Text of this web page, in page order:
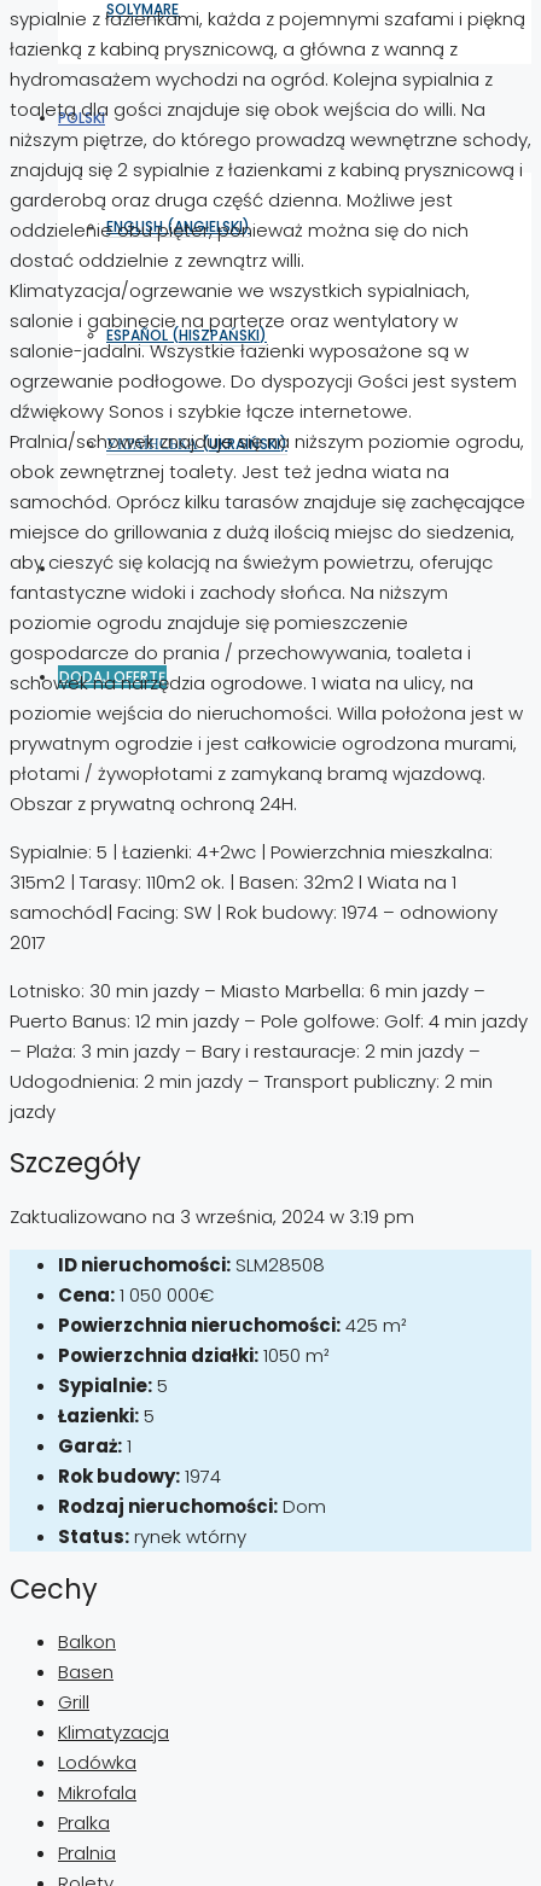
SOLYMARE
POLSKI
ENGLISH(ANGIELSKI)
ESPAÑOL (HISZPAŃSKI)
УКРАЇНСЬКА(UKRAIŃSKI)
DODAJ OFERTĘ
sypialnie z łazienkami, każda z pojemnymi szafami i piękną
łazienką z kabiną prysznicową, a główna z wanną z
hydromasażem wychodzi na ogród. Kolejna sypialnia z
toaletą dla gości znajduje się obok wejścia do willi. Na
niższym piętrze, do którego prowadzą wewnętrzne schody,
znajdują się 2 sypialnie z łazienkami z kabiną prysznicową i
garderobą oraz druga część dzienna. Możliwe jest
oddzielenie obu pięter, ponieważ można się do nich
dostać oddzielnie z zewnątrz willi.
Klimatyzacja/ogrzewanie we wszystkich sypialniach,
salonie i gabinecie na parterze oraz wentylatory w
salonie-jadalni. Wszystkie łazienki wyposażone są w
ogrzewanie podłogowe. Do dyspozycji Gości jest system
dźwiękowy Sonos i szybkie łącze internetowe.
Pralnia/schowek znajduje się na niższym poziomie ogrodu,
obok zewnętrznej toalety. Jest też jedna wiata na
samochód. Oprócz kilku tarasów znajduje się zachęcające
miejsce do grillowania z dużą ilością miejsc do siedzenia,
aby cieszyć się kolacją na świeżym powietrzu, oferując
fantastyczne widoki i zachody słońca. Na niższym
poziomie ogrodu znajduje się pomieszczenie
gospodarcze do prania / przechowywania, toaleta i
schowek na narzędzia ogrodowe. 1 wiata na ulicy, na
poziomie wejścia do nieruchomości. Willa położona jest w
prywatnym ogrodzie i jest całkowicie ogrodzona murami,
płotami / żywopłotami z zamykaną bramą wjazdową.
Obszar z prywatną ochroną 24H.
Sypialnie: 5 | Łazienki: 4+2wc | Powierzchnia mieszkalna:
315m2 | Tarasy: 110m2 ok. | Basen: 32m2 l Wiata na 1
samochód| Facing: SW | Rok budowy: 1974 – odnowiony
2017
Lotnisko: 30 min jazdy – Miasto Marbella: 6 min jazdy –
Puerto Banus: 12 min jazdy – Pole golfowe: Golf: 4 min jazdy
– Plaża: 3 min jazdy – Bary i restauracje: 2 min jazdy –
Udogodnienia: 2 min jazdy – Transport publiczny: 2 min
jazdy
Szczegóły
Zaktualizowano na 3 września, 2024 w 3:19 pm
ID nieruchomości: SLM28508
Cena:1 050 000€
Powierzchnia nieruchomości:425 m²
Powierzchnia działki:1050 m²
Sypialnie:5
Łazienki:5
Garaż:1
Rok budowy:1974
Rodzaj nieruchomości:Dom
Status:rynek wtórny
Cechy
Balkon
Basen
Grill
Klimatyzacja
Lodówka
Mikrofala
Pralka
Pralnia